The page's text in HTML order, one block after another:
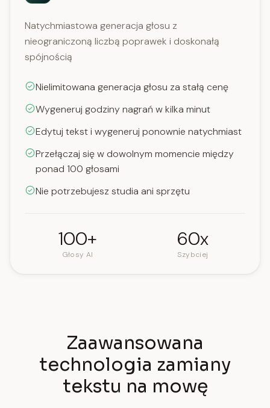
Natychmiastowa generacja głosu z
nieograniczoną liczbą poprawek i doskonałą
spójnością
Nielimitowana generacja głosu za stałą cenę
Wygeneruj godziny nagrań w kilka minut
Edytuj tekst i wygeneruj ponownie natychmiast
Przełączaj się w dowolnym momencie między
ponad 100 głosami
Nie potrzebujesz studia ani sprzętu
100+
Głosy AI
60x
Szybciej
Zaawansowana
technologia zamiany
tekstu na mowę